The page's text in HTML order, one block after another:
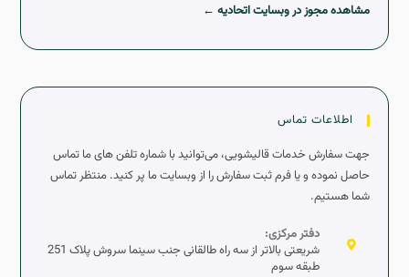
مشاهده مجوز در وبسایت اتحادیه ←
اطلاعات تماس
جهت سفارش خدمات قالیشویی، می‌توانید با شماره تلفن های ما تماس
حاصل نموده و یا فرم ثبت سفارش را از وبسایت ما پر کنید. منتظر تماس
شما هستیم.
دفتر مرکزی:
شریعتی بالاتر از سه راه طالقانی جنب سینما سروش پلاک 251
طبقه سوم